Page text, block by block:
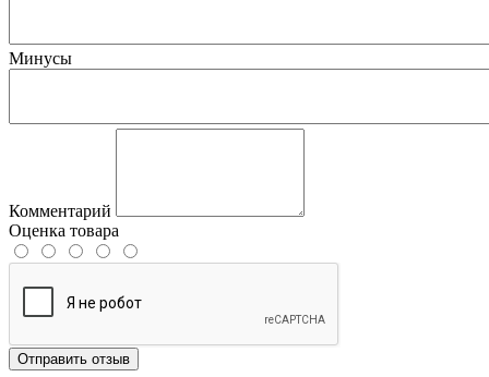
Минусы
Комментарий
Оценка товара
Отправить отзыв